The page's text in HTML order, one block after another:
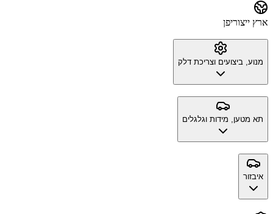
ארץ ייצוריפן
מנוע, ביצועים וצריכת דלק
תא מטען, מידות וגלגלים
איבזור